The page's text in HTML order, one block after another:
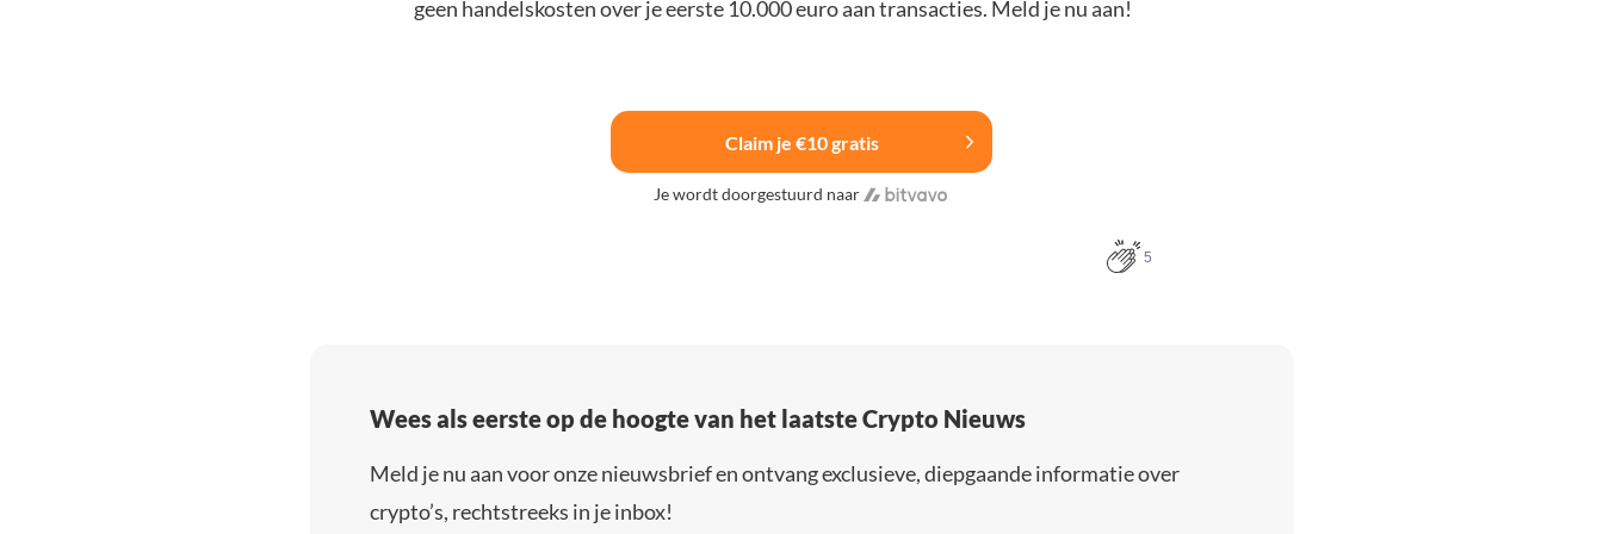
geen handelskosten over je eerste 10.000 euro aan transacties. Meld je nu aan!
Claim je €10 gratis
Je wordt doorgestuurd naar
5
Wees als eerste op de hoogte van het laatste Crypto Nieuws
Meld je nu aan voor onze nieuwsbrief en ontvang exclusieve, diepgaande informatie over
crypto’s, rechtstreeks in je inbox!